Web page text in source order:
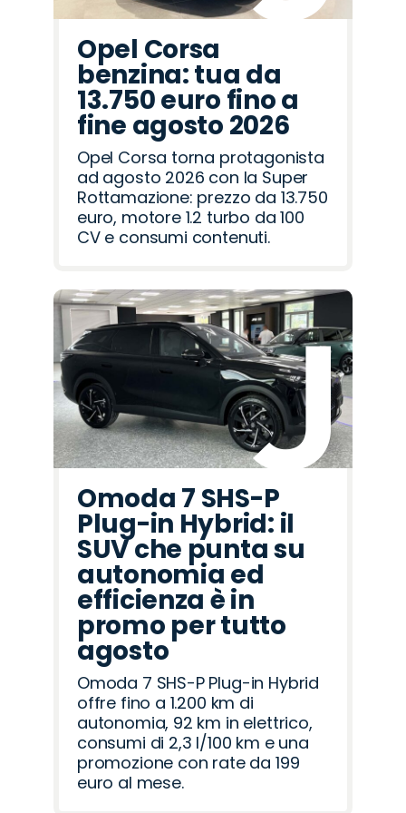
Opel Corsa
benzina: tua da
13.750 euro fino a
fine agosto 2026
Opel Corsa torna protagonista
ad agosto 2026 con la Super
Rottamazione: prezzo da 13.750
euro, motore 1.2 turbo da 100
CV e consumi contenuti.
Omoda 7 SHS-P
Plug-in Hybrid: il
SUV che punta su
autonomia ed
efficienza è in
promo per tutto
agosto
Omoda 7 SHS-P Plug-in Hybrid
offre fino a 1.200 km di
autonomia, 92 km in elettrico,
consumi di 2,3 l/100 km e una
promozione con rate da 199
euro al mese.